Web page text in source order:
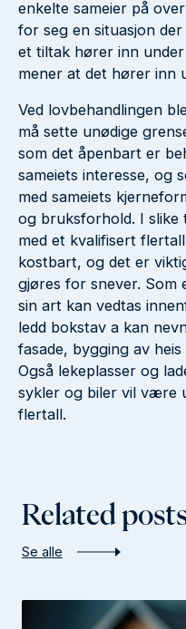
enkelte sameier på
for seg en situasjon
et tiltak hører inn
mener at det hører inn
Ved lovbehandlingen
må sette unødige
som det åpenbart er
sameiets interesse, og
med sameiets
og bruksforhold. I
med et kvalifisert
kostbart, og det er
gjøres for snever. Som
sin art kan vedtas
ledd bokstav a kan
fasade, bygging av
Også lekeplasser og
sykler og biler vil være
flertall.
Related
Se alle